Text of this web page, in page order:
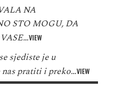
NA
STO MOGU, DA
VIEW
sjediste je u
pratiti i preko…VIEW